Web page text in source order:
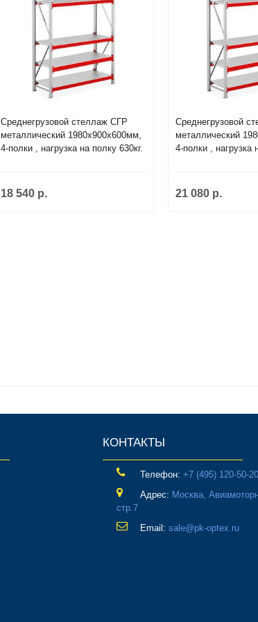
Среднегрузовой стеллаж СГР
металлический 1980х900х600мм,
4-полки , нагрузка на полку 630кг.
18 540 р.
Среднегрузовой
металлический
4-полки , нагрузка
21 080 р.
КОНТАКТЫ
Телефон: ‎+7 (495) 120-50-20
Адрес: Москва,
стр.7
Email: sale@pk-optex.ru